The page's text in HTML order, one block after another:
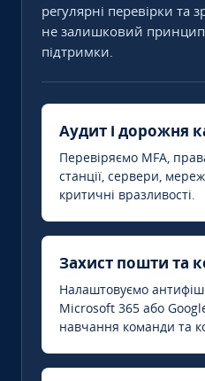
регулярні перевірки та
не залишковий принцип
підтримки.
Аудит і дорожня
Перевіряємо MFA,
станції, сервери,
критичні вразливості.
Захист пошти та
Налаштовуємо
Microsoft 365 або
навчання команди та